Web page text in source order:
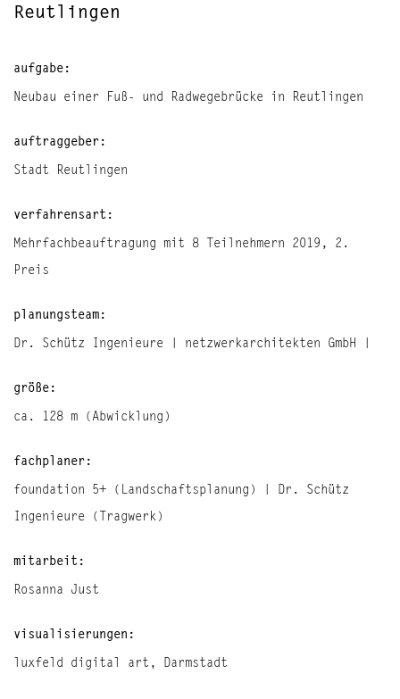
Reutlingen
aufgabe:
Neubau einer Fuß- und Radwegebrücke in Reutlingen
auftraggeber:
Stadt Reutlingen
verfahrensart:
Mehrfachbeauftragung mit 8 Teilnehmern 2019, 2.
Preis
planungsteam:
Dr. Schütz Ingenieure | netzwerkarchitekten GmbH |
größe:
ca. 128 m (Abwicklung)
fachplaner:
foundation 5+ (Landschaftsplanung) | Dr. Schütz
Ingenieure (Tragwerk)
mitarbeit:
Rosanna Just
visualisierungen:
luxfeld digital art, Darmstadt